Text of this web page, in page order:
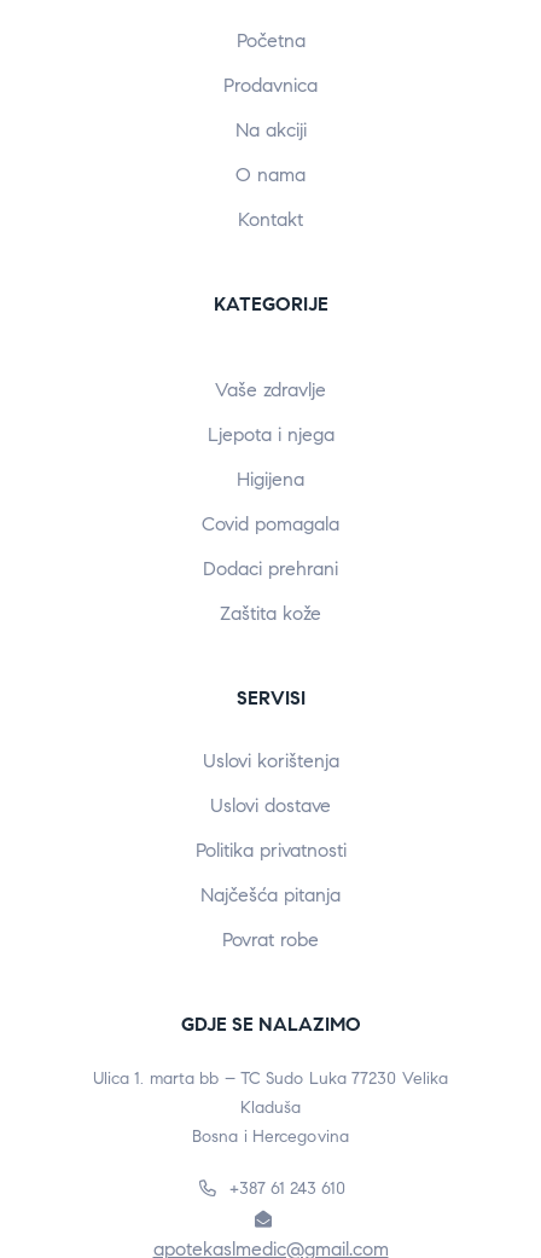
Početna
Prodavnica
Na akciji
O nama
Kontakt
KATEGORIJE
Vaše zdravlje
Ljepota i njega
Higijena
Covid pomagala
Dodaci prehrani
Zaštita kože
SERVISI
Uslovi korištenja
Uslovi dostave
Politika privatnosti
Najčešća pitanja
Povrat robe
GDJE SE NALAZIMO
Ulica 1. marta bb – TC Sudo Luka 77230 Velika
Kladuša
Bosna i Hercegovina
+387 61 243 610
apotekaslmedic@gmail.com